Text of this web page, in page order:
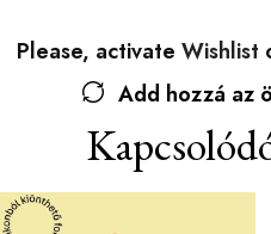
Please, activate Wishlist
Add hozzá az